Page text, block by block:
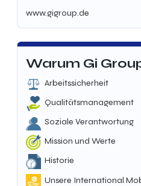
www.gigroup.de
Warum Gi
Arbeitssicherheit
Qualitätsmanagement
Soziale Verantwortung
Mission und Werte
Historie
Unsere International